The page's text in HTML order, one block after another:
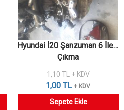
Hyundai İ20 Şanzuman 6 İleri
Çıkma
1,10 TL + KDV
1,00 TL + KDV
Sepete Ekle